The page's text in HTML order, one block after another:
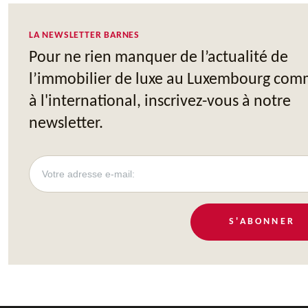
LA NEWSLETTER BARNES
Pour ne rien manquer de l’actualité de
l’immobilier de luxe au Luxembourg
à l'international, inscrivez-vous à notre
newsletter.
S'ABONNER